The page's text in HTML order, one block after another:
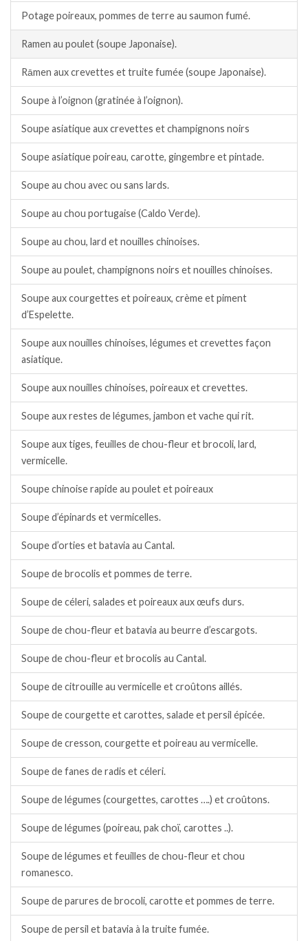
Potage poireaux, pommes de terre au saumon fumé.
Ramen au poulet (soupe Japonaise).
Rāmen aux crevettes et truite fumée (soupe Japonaise).
Soupe à l’oignon (gratinée à l’oignon).
Soupe asiatique aux crevettes et champignons noirs
Soupe asiatique poireau, carotte, gingembre et pintade.
Soupe au chou avec ou sans lards.
Soupe au chou portugaise (Caldo Verde).
Soupe au chou, lard et nouilles chinoises.
Soupe au poulet, champignons noirs et nouilles chinoises.
Soupe aux courgettes et poireaux, crème et piment
d’Espelette.
Soupe aux nouilles chinoises, légumes et crevettes façon
asiatique.
Soupe aux nouilles chinoises, poireaux et crevettes.
Soupe aux restes de légumes, jambon et vache qui rit.
Soupe aux tiges, feuilles de chou-fleur et brocoli, lard,
vermicelle.
Soupe chinoise rapide au poulet et poireaux
Soupe d’épinards et vermicelles.
Soupe d’orties et batavia au Cantal.
Soupe de brocolis et pommes de terre.
Soupe de céleri, salades et poireaux aux œufs durs.
Soupe de chou-fleur et batavia au beurre d’escargots.
Soupe de chou-fleur et brocolis au Cantal.
Soupe de citrouille au vermicelle et croûtons aillés.
Soupe de courgette et carottes, salade et persil épicée.
Soupe de cresson, courgette et poireau au vermicelle.
Soupe de fanes de radis et céleri.
Soupe de légumes (courgettes, carottes ….) et croûtons.
Soupe de légumes (poireau, pak choï, carottes ..).
Soupe de légumes et feuilles de chou-fleur et chou
romanesco.
Soupe de parures de brocoli, carotte et pommes de terre.
Soupe de persil et batavia à la truite fumée.